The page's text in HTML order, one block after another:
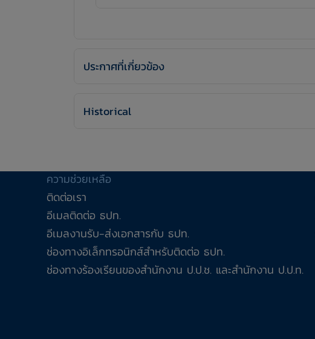
ประกาศที่เกี่ยวข้อง
Historical
ความช่วยเหลือ
ติดต่อเรา
อีเมลติดต่อ ธปท.
อีเมลงานรับ-ส่งเอกสารกับ ธปท.
ช่องทางอิเล็กทรอนิกส์สำหรับติดต่อ ธปท.
ช่องทางร้องเรียนของสำนักงาน ป.ป.ช. และสำนักงาน ป.ป.ท.